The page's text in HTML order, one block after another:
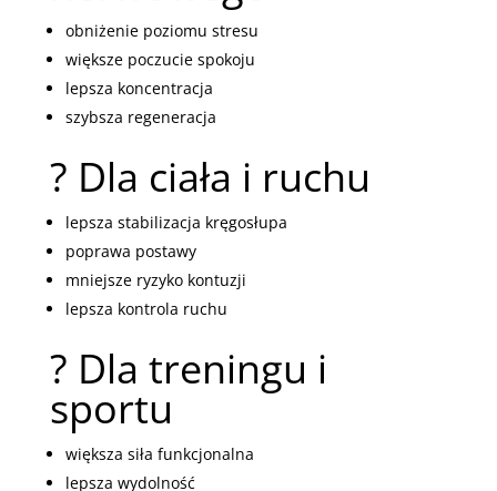
obniżenie poziomu stresu
większe poczucie spokoju
lepsza koncentracja
szybsza regeneracja
? Dla ciała i ruchu
lepsza stabilizacja kręgosłupa
poprawa postawy
mniejsze ryzyko kontuzji
lepsza kontrola ruchu
? Dla treningu i
sportu
większa siła funkcjonalna
lepsza wydolność